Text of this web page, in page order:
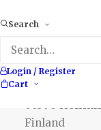
Search
Login / Register
Cart
Pro Dobok
Ristipellontie 14
00390
Finland